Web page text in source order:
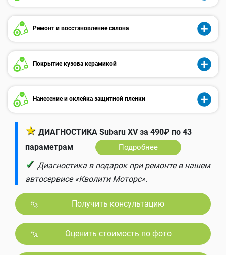
Ремонт и восстановление салона
Покрытие кузова керамикой
Нанесение и оклейка защитной пленки
★ ДИАГНОСТИКА Subaru XV за 490₽ по 43
параметрам
Подробнее
✓ Диагностика в подарок при ремонте в нашем
автосервисе «Кволити Моторс».
Получить консультацию
Оценить стоимость по фото